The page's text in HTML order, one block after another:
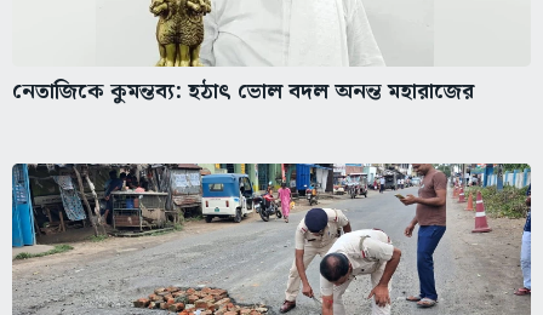
নেতাজিকে কুমন্তব্য: হঠাৎ ভোল বদল অনন্ত মহারাজের